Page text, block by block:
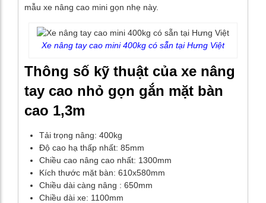
mẫu xe nâng cao mini gọn nhẹ này.
Xe nâng tay cao mini 400kg có sẵn tại Hưng Việt
Thông số kỹ thuật của xe nâng
tay cao nhỏ gọn gắn mặt bàn
cao 1,3m
Tải trọng nâng: 400kg
Độ cao hạ thấp nhất: 85mm
Chiều cao nâng cao nhất: 1300mm
Kích thước mặt bàn: 610x580mm
Chiều dài càng nâng : 650mm
Chiều dài xe: 1100mm